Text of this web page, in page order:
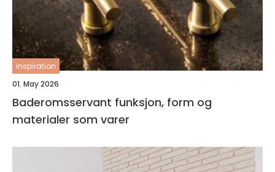
inspiration
01. May 2026
Baderomsservant funksjon, form og
materialer som varer